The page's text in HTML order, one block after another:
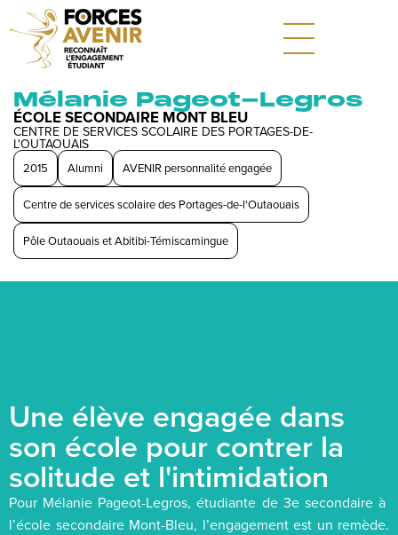
Mélanie Pageot-Legros
ÉCOLE SECONDAIRE MONT BLEU
CENTRE DE SERVICES SCOLAIRE DES PORTAGES-DE-
L'OUTAOUAIS
2015 Alumni AVENIR personnalité engagée
Centre de services scolaire des Portages-de-l'Outaouais
Pôle Outaouais et Abitibi-Témiscamingue
Une élève engagée dans
son école pour contrer la
solitude et l'intimidation
Pour Mélanie Pageot-Legros, étudiante de 3e secondaire à
l’école secondaire Mont-Bleu, l’engagement est un remède.